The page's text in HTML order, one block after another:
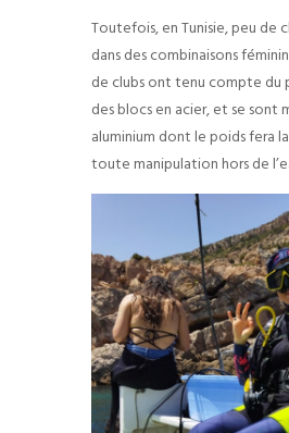
Toutefois, en Tunisie, peu de
dans des combinaisons
de clubs ont tenu compte du
des blocs en acier, et se sont
aluminium dont le poids fera
toute manipulation hors de